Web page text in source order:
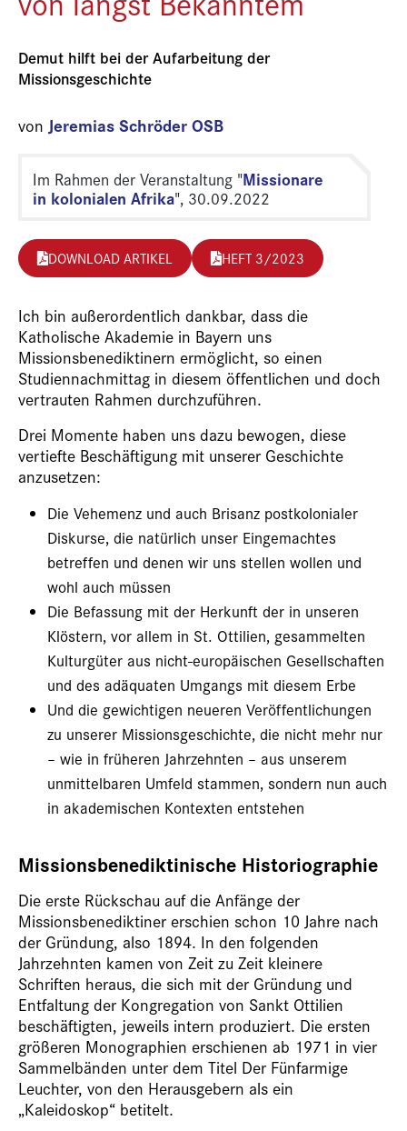
Demut hilft bei der Aufarbeitung der
Missionsgeschichte
von Jeremias Schröder OSB
Im Rahmen der Veranstaltung "Missionare
in kolonialen Afrika", 30.09.2022
DOWNLOAD ARTIKEL HEFT 3/2023
Ich bin außerordentlich dankbar, dass die
Katholische Akademie in Bayern uns
Missionsbenediktinern ermöglicht, so einen
Studiennachmittag in diesem öffentlichen und doch
vertrauten Rahmen durchzuführen.
Drei Momente haben uns dazu bewogen, diese
vertiefte Beschäftigung mit unserer Geschichte
anzusetzen:
Die Vehemenz und auch Brisanz postkolonialer
Diskurse, die natürlich unser Eingemachtes
betreffen und denen wir uns stellen wollen und
wohl auch müssen
Die Befassung mit der Herkunft der in unseren
Klöstern, vor allem in St. Ottilien, gesammelten
Kulturgüter aus nicht-europäischen Gesellschaften
und des adäquaten Umgangs mit diesem Erbe
Und die gewichtigen neueren Veröffentlichungen
zu unserer Missionsgeschichte, die nicht mehr nur
– wie in früheren Jahrzehnten – aus unserem
unmittelbaren Umfeld stammen, sondern nun auch
in akademischen Kontexten entstehen
Missionsbenediktinische Historiographie
Die erste Rückschau auf die Anfänge der
Missionsbenediktiner erschien schon 10 Jahre nach
der Gründung, also 1894. In den folgenden
Jahrzehnten kamen von Zeit zu Zeit kleinere
Schriften heraus, die sich mit der Gründung und
Entfaltung der Kongregation von Sankt Ottilien
beschäftigten, jeweils intern produziert. Die ersten
größeren Monographien ­erschienen ab 1971 in vier
Sammelbänden unter dem Titel Der Fünfarmige
Leuchter, von den Herausgebern als ein
„Kaleidoskop“ betitelt.